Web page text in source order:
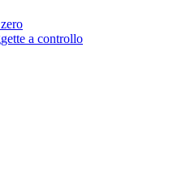
a controllo